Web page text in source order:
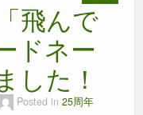
飛んで
ドネー
した！
Posted in 25周年